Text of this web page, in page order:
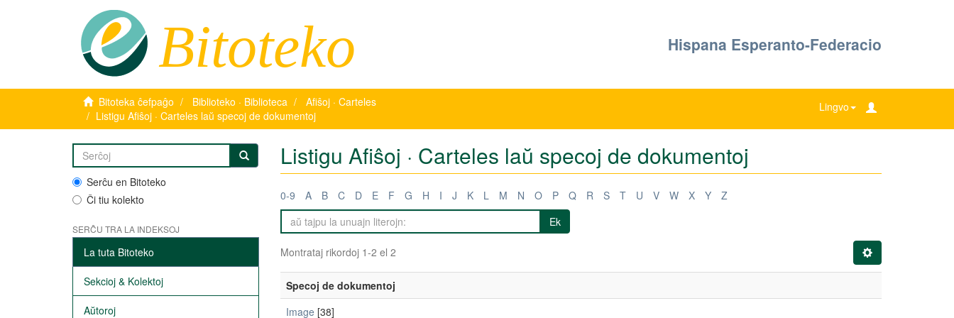
Bitoteko Hispana Esperanto-Federacio
Bitoteka ĉefpaĝo Biblioteko · Biblioteca
Afiŝoj · Carteles
Listigu Afiŝoj · Carteles laŭ specoj de dokumentoj
Lingvo
Serĉu en Bitoteko
Ĉi tiu kolekto
SERĈU TRA LA INDEKSOJ
La tuta Bitoteko
Sekcioj & Kolektoj
Aŭtoroj
Listigu Afiŝoj · Carteles laŭ specoj de dokumentoj
0-9 A B C D E F G H I J K L M N O P Q R S T U V W X Y
Z
Ek
Montrataj rikordoj 1-2 el 2
Specoj de dokumentoj
Image [38]